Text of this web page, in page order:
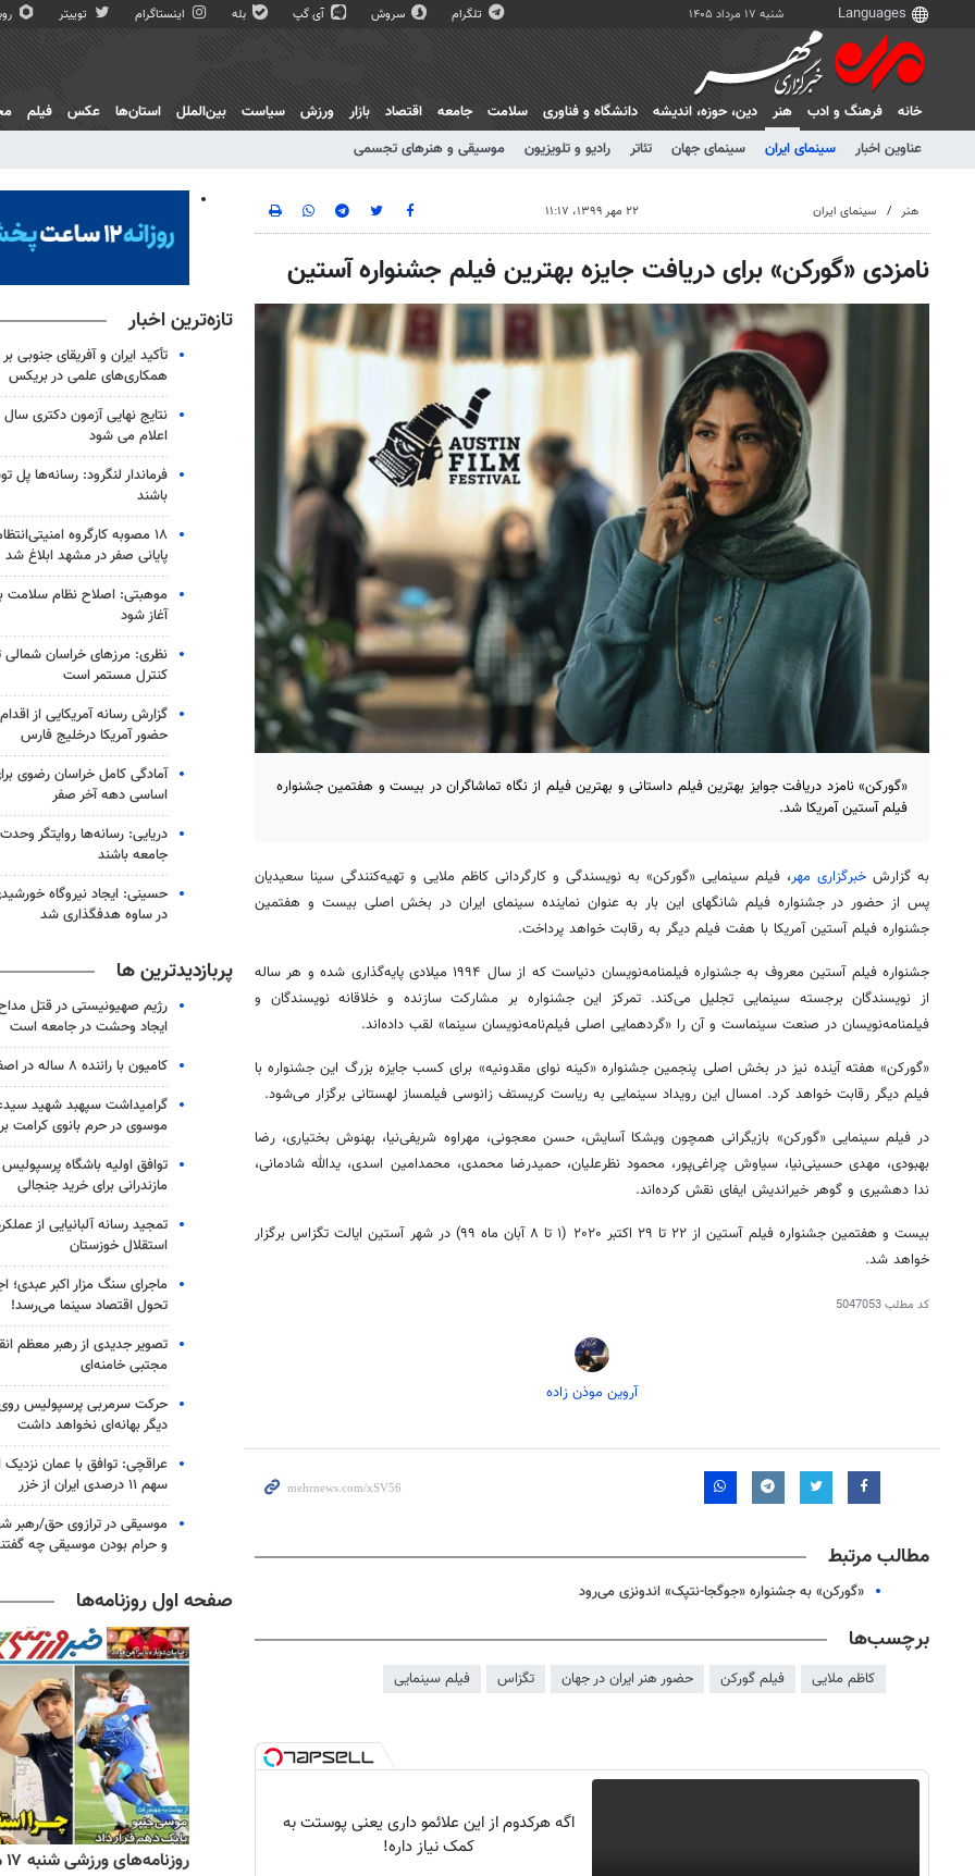
شنبه ۱۷ مرداد ۱۴۰۵ تلگرام سروش آی گپ بله اینستاگرام توییتر
خانه فرهنگ و ادب
هنر
عناوین اخبار
سینمای ایران سینمای جهان تئاتر رادیو و تلویزیون موسیقی و هنرهای تجسمی
دين، حوزه، انديشه دانشگاه و فناوری سلامت جامعه اقتصاد بازار ورزش سیاست بین‌الملل استان‌ها عکس فیلم
هنر سینمای ایران ۲۲ مهر ۱۳۹۹، ۱۱:۱۷
نامزدی «گورکن» برای دریافت جایزه بهترین فیلم جشنواره‌ آستین
«گورکن» نامزد دریافت جوایز بهترین فیلم داستانی و بهترین فیلم از نگاه تماشاگران در بیست و هفتمین جشنواره‌
فیلم آستین آمریکا شد.
به گزارش خبرگزاری مهر، فیلم سینمایی «گورکن» به نویسندگی و کارگردانی کاظم ملایی و تهیه‌کنندگی سینا سعیدیان
پس از حضور در جشنواره‌ فیلم شانگهای این بار به عنوان نماینده‌ سینمای ایران در بخش اصلی بیست و هفتمین
جشنواره‌ فیلم آستین آمریکا با هفت فیلم دیگر به رقابت خواهد پرداخت.
جشنواره‌ فیلم آستین معروف به جشنواره‌ فیلمنامه‌نویسان دنیاست که از سال ۱۹۹۴ میلادی پایه‌گذاری شده و هر ساله
از نویسندگان برجسته‌ سینمایی تجلیل می‌کند. تمرکز این جشنواره بر مشارکت سازنده و خلاقانه‌ نویسندگان و
فیلمنامه‌نویسان در صنعت سینماست و آن را «گردهمایی اصلی فیلم‌نامه‌نویسان سینما» لقب داده‌اند.
«گورکن» هفته‌ آینده نیز در بخش اصلی پنجمین جشنواره «کینه نوای مقدونیه» برای کسب جایزه‌ بزرگ این جشنواره با
فیلم دیگر رقابت خواهد کرد. امسال این رویداد سینمایی به ریاست کریستف زانوسی فیلمساز لهستانی برگزار می‌شود.
در فیلم سینمایی «گورکن» بازیگرانی همچون ویشکا آسایش، حسن معجونی، مهراوه شریفی‌نیا، بهنوش بختیاری، رضا
بهبودی، مهدی حسینی‌نیا، سیاوش چراغی‌پور، محمود نظرعلیان، حمیدرضا محمدی، محمدامین اسدی، یدالله شادمانی،
ندا دهشیری و گوهر خیراندیش ایفای نقش کرده‌اند.
بیست و هفتمین جشنواره‌ فیلم آستین از ۲۲ تا ۲۹ اکتبر ۲۰۲۰ (۱ تا ۸ آبان ماه ۹۹) در شهر آستین ایالت تگزاس برگزار
خواهد شد.
کد مطلب5047053
آروین موذن زاده
مطالب مرتبط
«گورکن» به جشنواره «جوگجا-نتپک» اندونزی می‌رود
برچسب‌ها
کاظم ملایی فیلم گورکن حضور هنر ایران در جهان تگزاس فیلم سینمایی
اگه هرکدوم از این علائمو داری یعنی پوستت به
کمک نیاز داره!
تازه‌ترین اخبار
تأکید ایران و آفریقای جنوبی
همکاری‌های علمی در بریکس
اعلام می شود
فرماندار لنگرود: رسانه‌ها
باشند
۱۸ مصوبه کارگروه
پایانی صفر در مشهد ابلاغ شد
موهبتی: اصلاح نظام سلامت
آغاز شود
نظری: مرزهای خراسان
کنترل مستمر است
گزارش رسانه آمریکایی از اقدام
حضور آمریکا درخلیج فارس
آمادگی کامل خراسان رضوی
اساسی دهه آخر صفر
دریایی: رسانه‌ها روایتگر
جامعه باشند
در ساوه هدفگذاری شد
پربازدیدترین ها
رژیم صهیونیستی در قتل
ایجاد وحشت در جامعه است
کامیون با راننده ۸ ساله در اصفهان توقیف شد
گرامیداشت سپهبد شهید
موسوی در حرم بانوی کرامت
توافق اولیه باشگاه
مازندرانی برای خرید جنجالی
تمجید رسانه آلبانیایی از
استقلال خوزستان
ماجرای سنگ مزار اکبر عبدی؛
تحول اقتصاد سینما می‌رسد!
تصویر جدیدی از رهبر معظم
مجتبی خامنه‌ای
حرکت سرمربی پرسپولیس روی
دیگر بهانه‌ای نخواهد داشت
عراقچی: توافق با عمان
سهم ۱۱ درصدی ایران از خزر
موسیقی در ترازوی حق/رهبر
و حرام بودن موسیقی چه
صفحه اول روزنامه‌ها
روزنامه‌های اقتصادی شنبه ۱۷ مرداد ۱۴۰۵ روزنامه‌های ورزشی شنبه ۱۷ مرداد ۱۴۰۵